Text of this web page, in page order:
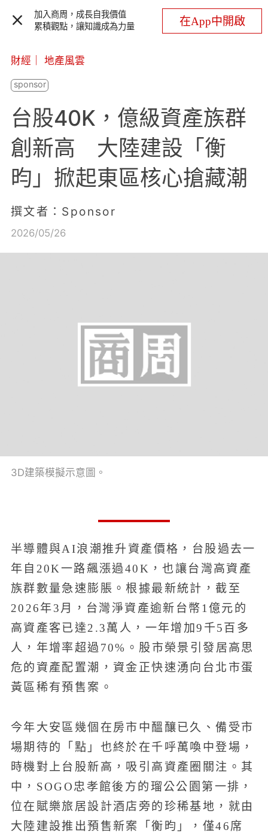
加入商周，成長自我價值
累積觀點，讓知識成為力量
在App中開啟
財經 地產風雲
台股40K，億級資產族群
創新高 大陸建設「衡
昀」掀起東區核心搶藏潮
撰文者：Sponsor
2026/05/26
3D建築模擬示意圖。
半導體與AI浪潮推升資產價格，台股過去一
年自20K一路飆漲過40K，也讓台灣高資產
族群數量急速膨脹。根據最新統計，截至
2026年3月，台灣淨資產逾新台幣1億元的
高資產客已達2.3萬人，一年增加9千5百多
人，年增率超過70%。股市榮景引發居高思
危的資產配置潮，資金正快速湧向台北市蛋
黃區稀有預售案。
今年大安區幾個在房市中醞釀已久、備受市
場期待的「點」也終於在千呼萬喚中登場，
時機對上台股新高，吸引高資產圈關注。其
中，SOGO忠孝館後方的瑠公公園第一排，
位在賦樂旅居設計酒店旁的珍稀基地，就由
大陸建設推出預售新案「衡昀」，僅46席